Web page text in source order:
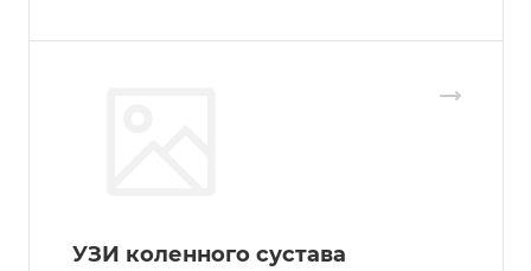
УЗИ коленного сустава